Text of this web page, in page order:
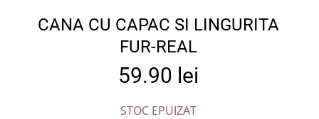
CANA CU CAPAC SI LINGURITA
FUR-REAL
59.90 lei
STOC EPUIZAT